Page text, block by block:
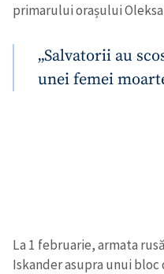
primarului orașului
„Salvatorii au
unei femei
La 1 februarie, armata
Iskander asupra unui bloc